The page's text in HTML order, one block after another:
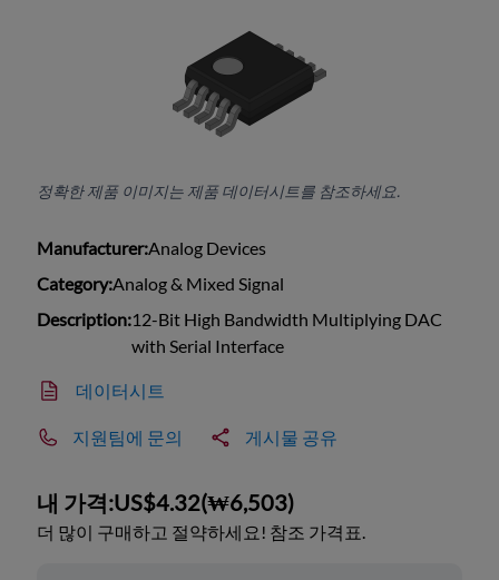
정확한 제품 이미지는 제품 데이터시트를 참조하세요.
Manufacturer:Analog Devices
Category:Analog & Mixed Signal
Description:12-Bit High Bandwidth Multiplying DAC
with Serial Interface
데이터시트
지원팀에 문의 게시물 공유
내 가격:US$4.32(₩6,503)
더 많이 구매하고 절약하세요! 참조 가격표.